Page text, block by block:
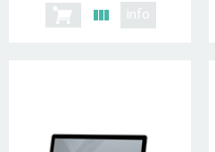
info